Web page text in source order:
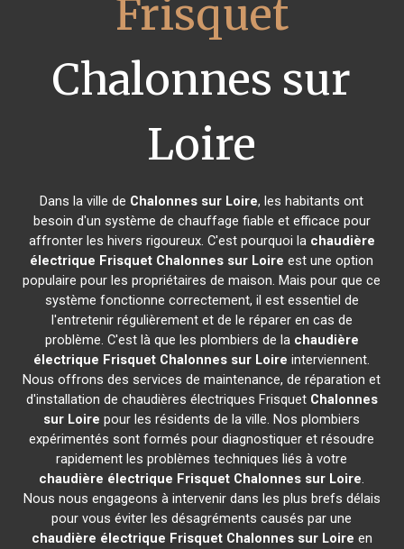
Frisquet
Chalonnes sur
Loire
Dans la ville de Chalonnes sur Loire, les habitants ont
besoin d'un système de chauffage fiable et efficace pour
affronter les hivers rigoureux. C'est pourquoi la chaudière
électrique Frisquet Chalonnes sur Loire est une option
populaire pour les propriétaires de maison. Mais pour que ce
système fonctionne correctement, il est essentiel de
l'entretenir régulièrement et de le réparer en cas de
problème. C'est là que les plombiers de la chaudière
électrique Frisquet Chalonnes sur Loire interviennent.
Nous offrons des services de maintenance, de réparation et
d'installation de chaudières électriques Frisquet Chalonnes
sur Loire pour les résidents de la ville. Nos plombiers
expérimentés sont formés pour diagnostiquer et résoudre
rapidement les problèmes techniques liés à votre
chaudière électrique Frisquet Chalonnes sur Loire.
Nous nous engageons à intervenir dans les plus brefs délais
pour vous éviter les désagréments causés par une
chaudière électrique Frisquet Chalonnes sur Loire en